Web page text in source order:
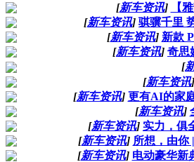
[新车资讯] 【
[新车资讯] 骐骥千里
[新车资讯] 新款
[新车资讯] 奇思
[
[新车资讯]
[新车资讯] 更有AI的家
[新车资讯]
[新车资讯] 实力，俱
[新车资讯] 所想，由你
[新车资讯] 电动豪华新